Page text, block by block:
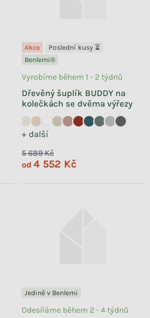
Akce
Poslední kusy ⏳
Benlemi®
Dřevěný šuplík BUDDY na
kolečkách se dvěma výřezy
+ další
Vyrobíme během 1 - 2 týdnů
5 689 Kč
od 4 552 Kč
Jedině v Benlemi
Odesíláme během 2 - 4 týdnů